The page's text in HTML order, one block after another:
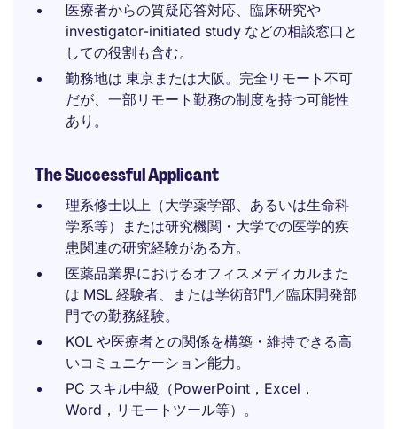
医療者からの質疑応答対応、臨床研究や
investigator-initiated study などの相談窓口と
しての役割も含む。
勤務地は 東京または大阪。完全リモート不可
だが、一部リモート勤務の制度を持つ可能性
あり。
The Successful Applicant
理系修士以上（大学薬学部、あるいは生命科
学系等）または研究機関・大学での医学的疾
患関連の研究経験がある方。
医薬品業界におけるオフィスメディカルまた
は MSL 経験者、または学術部門／臨床開発部
門での勤務経験。
KOL や医療者との関係を構築・維持できる高
いコミュニケーション能力。
PC スキル中級（PowerPoint，Excel，
Word，リモートツール等）。